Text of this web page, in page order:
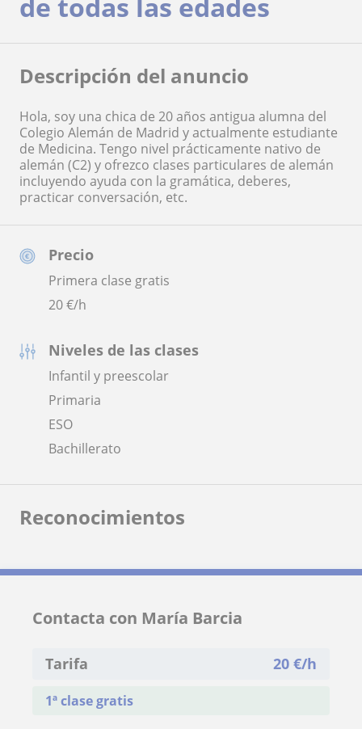
Precio
Primera clase gratis
20€/h
Niveles de las clases
Infantil y preescolar
Primaria
ESO
Bachillerato
Descripción del anuncio
Hola, soy una chica de 20 años antigua alumna del
Colegio Alemán de Madrid y actualmente estudiante
de Medicina. Tengo nivel prácticamente nativo de
alemán (C2) y ofrezco clases particulares de alemán
incluyendo ayuda con la gramática, deberes,
practicar conversación, etc.
Reconocimientos
Contacta con María Barcia
Tarifa 20 €/h
1ª clase gratis